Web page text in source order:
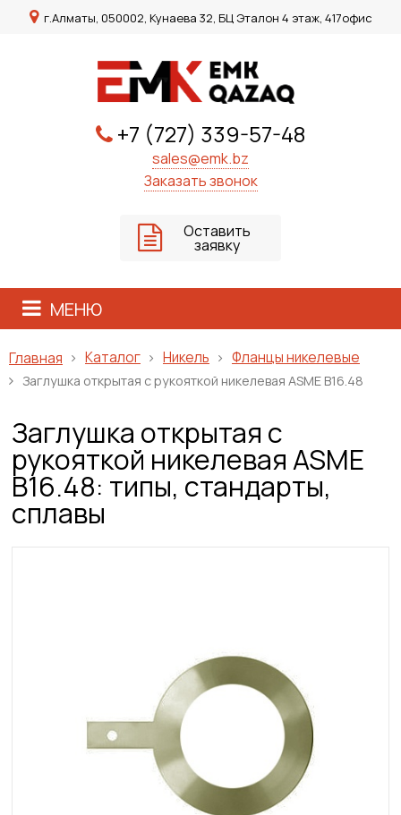
г.Алматы, 050002, Кунаева 32, БЦ Эталон 4 этаж, 417офис
+7 (727) 339-57-48
sales@emk.bz
Заказать звонок
Оставить
заявку
МЕНЮ
Главная Каталог Никель Фланцы никелевые
Заглушка открытая с рукояткой никелевая ASME B16.48
Заглушка открытая с
рукояткой никелевая ASME
B16.48: типы, стандарты,
сплавы